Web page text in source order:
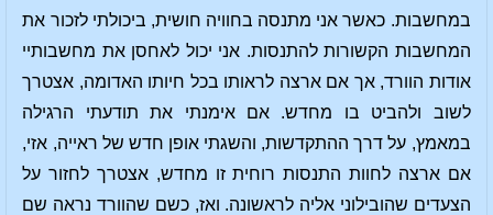
במחשבות. כאשר אני מתנסה בחוויה חושית, ביכולתי לזכור את
המחשבות הקשורות להתנסות. אני יכול לאחסן את מחשבותיי
אודות הוורד, אך אם ארצה לראותו בכל חיותו האדומה, אצטרך
לשוב ולהביט בו מחדש. אם אימנתי את תודעתי הרגילה
במאמץ, על דרך ההתקדשות, והשגתי אופן חדש של ראייה, אזי,
אם ארצה לחוות התנסות רוחית זו מחדש, אצטרך לחזור על
הצעדים שהובילוני אליה לראשונה. ואז, כשם שהוורד נראה שם